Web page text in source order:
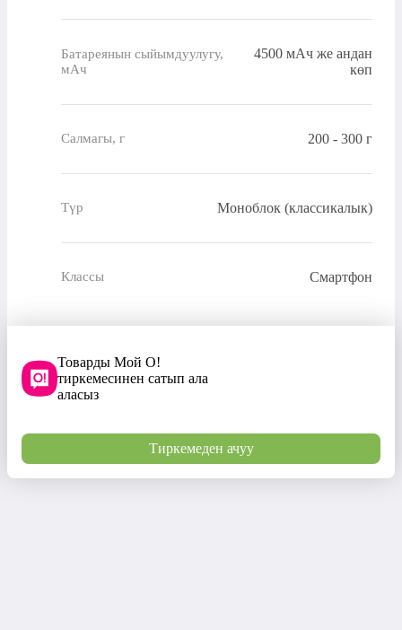
Батареянын сыйымдуулугу,
мАч
4500 мАч же андан
көп
Салмагы, г 200 - 300 г
Түр Моноблок (классикалык)
Классы Смартфон
Товарды Мой О!
тиркемесинен сатып ала
аласыз
Тиркемеден ачуу